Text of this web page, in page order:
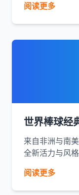
阅读更多
世界棒球经
来自非洲与南
全新活力与风格
阅读更多